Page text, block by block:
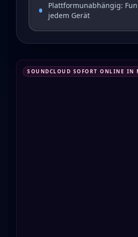
Plattformunabhängig:
jedem Gerät
SOUNDCLOUD SOFORT ONLINE IN